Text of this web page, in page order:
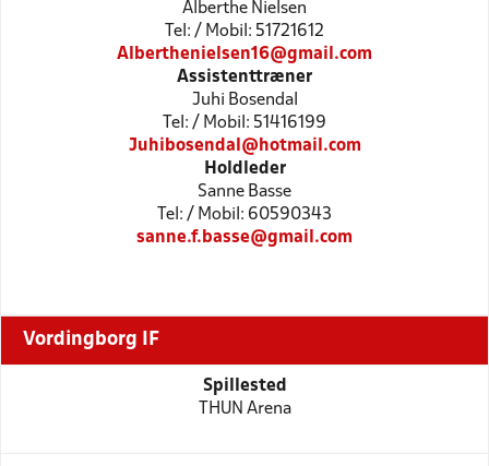
Alberthe Nielsen
Tel: / Mobil: 51721612
Alberthenielsen16@gmail.com
Assistenttræner
Juhi Bosendal
Tel: / Mobil: 51416199
Juhibosendal@hotmail.com
Holdleder
Sanne Basse
Tel: / Mobil: 60590343
sanne.f.basse@gmail.com
Vordingborg IF
Spillested
THUN Arena